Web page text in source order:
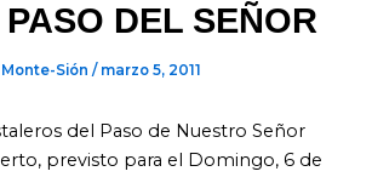
DEL SEÑOR
Sión / marzo 5, 2011
del Paso de Nuestro Señor
previsto para el Domingo, 6 de